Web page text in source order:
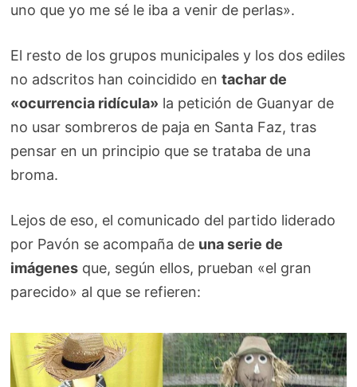
uno que yo me sé le iba a venir de perlas».
El resto de los grupos municipales y los dos ediles
no adscritos han coincidido entachar de
«ocurrencia ridícula» la petición de Guanyar de
no usar sombreros de paja en Santa Faz, tras
pensar en un principio que se trataba de una
broma.
Lejos de eso, el comunicado del partido liderado
por Pavón se acompaña de una serie de
imágenes que, según ellos, prueban «el gran
parecido» al que se refieren: